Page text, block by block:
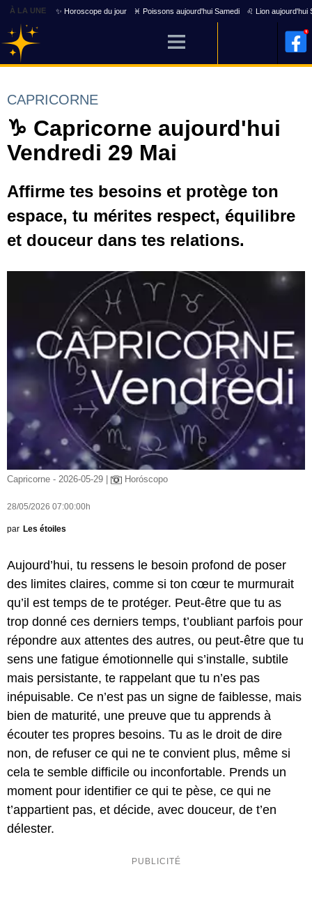
À LA UNE ✨ Horoscope du jour ♓ Poissons aujourd'hui Samedi ♌ Lion aujourd'hui
CAPRICORNE
♑ Capricorne aujourd'hui
Vendredi 29 Mai
Affirme tes besoins et protège ton
espace, tu mérites respect, équilibre
et douceur dans tes relations.
Capricorne - 2026-05-29 | Horóscopo
28/05/2026 07:00:00h
par Les étoiles
Aujourd’hui, tu ressens le besoin profond de poser
des limites claires, comme si ton cœur te murmurait
qu’il est temps de te protéger. Peut-être que tu as
trop donné ces derniers temps, t’oubliant parfois pour
répondre aux attentes des autres, ou peut-être que tu
sens une fatigue émotionnelle qui s’installe, subtile
mais persistante, te rappelant que tu n’es pas
inépuisable. Ce n’est pas un signe de faiblesse, mais
bien de maturité, une preuve que tu apprends à
écouter tes propres besoins. Tu as le droit de dire
non, de refuser ce qui ne te convient plus, même si
cela te semble difficile ou inconfortable. Prends un
moment pour identifier ce qui te pèse, ce qui ne
t’appartient pas, et décide, avec douceur, de t’en
délester.